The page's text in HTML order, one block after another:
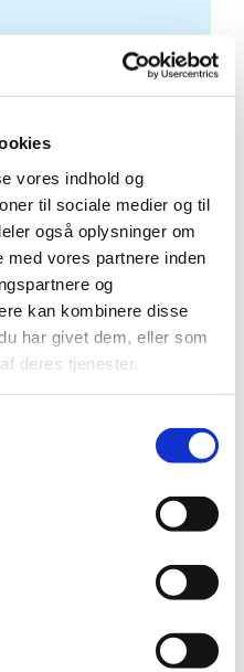
vores indhold og
til sociale medier og til
også oplysninger om
vores partnere inden
og
kan kombinere disse
har givet dem, eller som
deres tjenester.